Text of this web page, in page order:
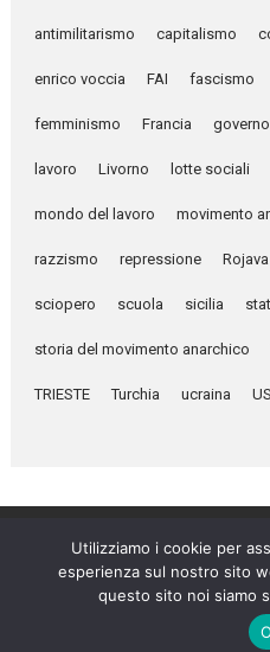
antimilitarismo capitalismo
enrico voccia FAI fascismo
femminismo Francia governo
lavoro Livorno lotte sociali
mondo del lavoro movimento
razzismo repressione Rojava
sciopero scuola sicilia
storia del movimento anarchico
TRIESTE Turchia ucraina
Umanità
Settimanale anarchico
Utilizziamo i cookie per
esperienza sul nostro sito
questo sito noi siamo